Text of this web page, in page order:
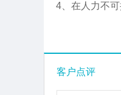
​4、在人力不
客户点评